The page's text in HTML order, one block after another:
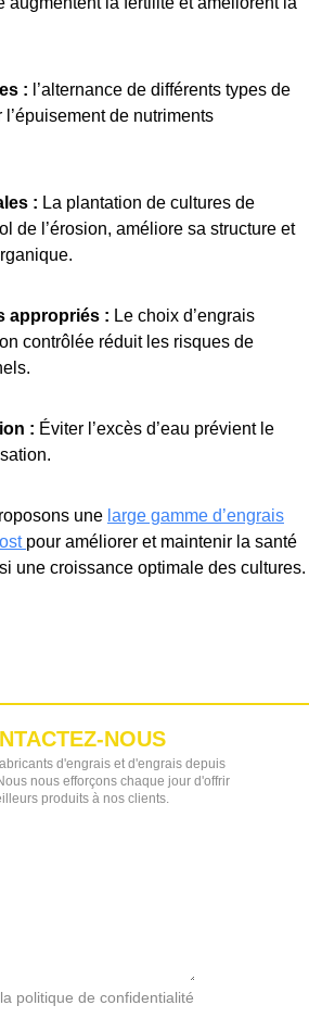
: l’alternance de différents types de
l’épuisement de nutriments
: La plantation de cultures de
de l’érosion, améliore sa structure et
appropriés : Le choix d’engrais
contrôlée réduit les risques de
: Éviter l’excès d’eau prévient le
une large gamme d’engrais
pour améliorer et maintenir la santé
une croissance optimale des cultures.
NOUS
d'engrais et d'engrais depuis
nous efforçons chaque jour d'offrir
produits à nos clients.
politique de confidentialité